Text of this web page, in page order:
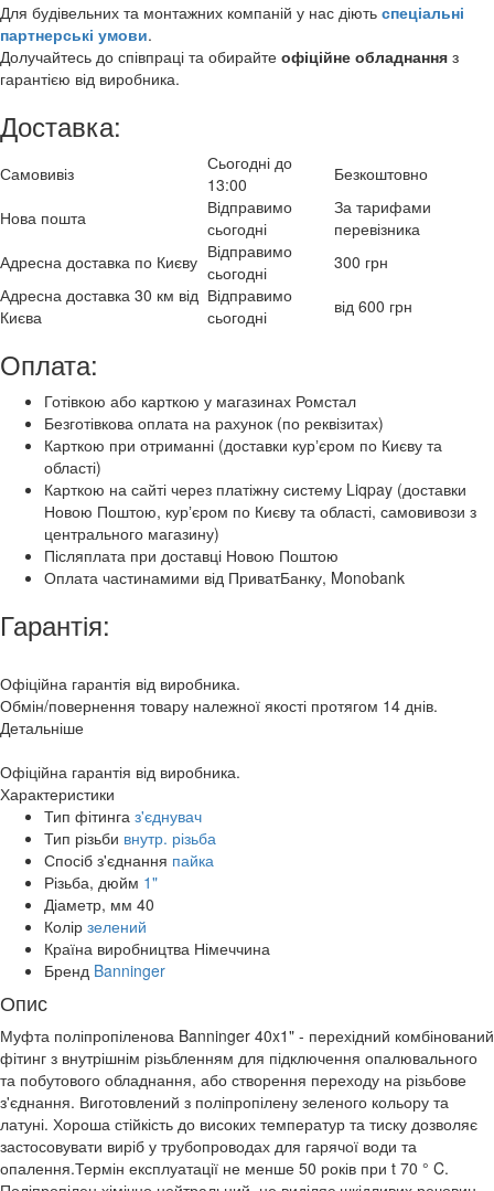
Для будівельних та монтажних компаній у нас діють спеціальні
партнерські умови.
Долучайтесь до співпраці та обирайте офіційне обладнання з
гарантією від виробника.
Доставка:
Самовивіз
Сьогодні до
13:00
Безкоштовно
Нова пошта
Відправимо
сьогодні
За тарифами
перевізника
Адресна доставка по Києву Відправимо
сьогодні
300 грн
Адресна доставка 30 км від
Києва
Відправимо
сьогодні
від 600 грн
Оплата:
Готівкою або карткою у магазинах Ромстал
Безготівкова оплата на рахунок (по реквізитах)
Карткою при отриманні (доставки курʼєром по Києву та
області)
Карткою на сайті через платіжну систему Liqpay (доставки
Новою Поштою, курʼєром по Києву та області, самовивози з
центрального магазину)
Післяплата при доставці Новою Поштою
Оплата частинамими від ПриватБанку, Monobank
Гарантія:
Офіційна гарантія від виробника.
Обмін/повернення товару належної якості протягом 14 днів.
Детальніше
Офіційна гарантія від виробника.
Характеристики
Тип фітинга з'єднувач
Тип різьби внутр. різьба
Спосіб з'єднання пайка
Різьба, дюйм 1"
Діаметр, мм 40
Колір зелений
Країна виробництва Німеччина
Бренд Banninger
Опис
Муфта поліпропіленова Banninger 40x1" - перехідний комбінований
фітинг з внутрішнім різьбленням для підключення опалювального
та побутового обладнання, або створення переходу на різьбове
з'єднання. Виготовлений з поліпропілену зеленого кольору та
латуні. Хороша стійкість до високих температур та тиску дозволяє
застосовувати виріб у трубопроводах для гарячої води та
опалення.Термін експлуатації не менше 50 років при t 70 ° C.